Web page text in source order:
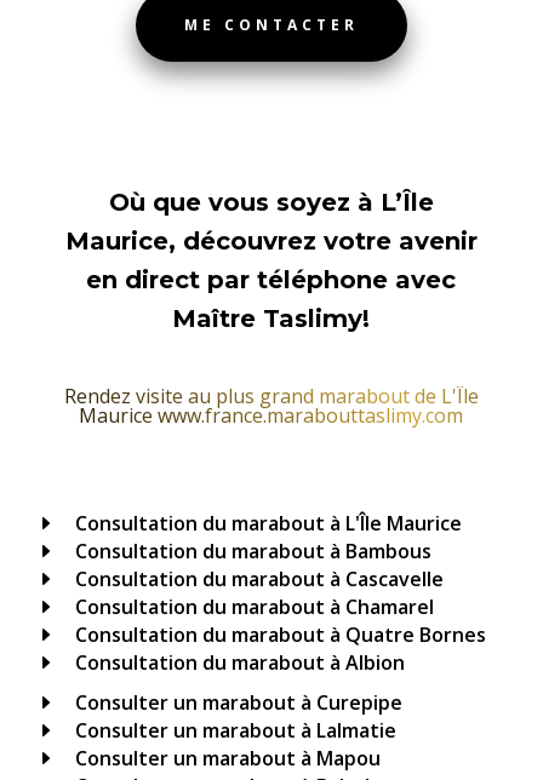
ME CONTACTER
Où que vous soyez à L’Île
Maurice, découvrez votre avenir
en direct par téléphone avec
Maître Taslimy!
Rendez visite au plus grand marabout de L'Île
Maurice www.france.marabouttaslimy.com
E Consultation du marabout à L'Île Maurice
E Consultation du marabout à Bambous
E Consultation du marabout à Cascavelle
E Consultation du marabout à Chamarel
E Consultation du marabout à Quatre Bornes
E Consultation du marabout à Albion
E Consulter un marabout à Curepipe
E Consulter un marabout à Lalmatie
E Consulter un marabout à Mapou